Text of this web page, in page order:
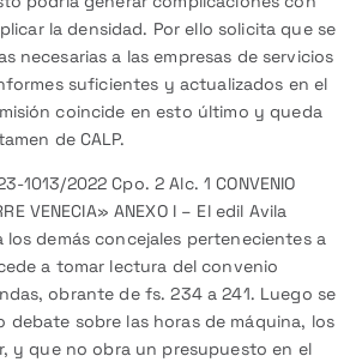
la densidad. Por ello solicita que se
necesarias a las empresas de servicios
suficientes y actualizados en el
coincide en esto último y queda
de CALP.
1013/2022 Cpo. 2 Alc. 1 CONVENIO
VENECIA» ANEXO I – El edil Avila
los demás concejales pertenecientes a
a tomar lectura del convenio
obrante de fs. 234 a 241. Luego se
debate sobre las horas de máquina, los
y que no obra un presupuesto en el